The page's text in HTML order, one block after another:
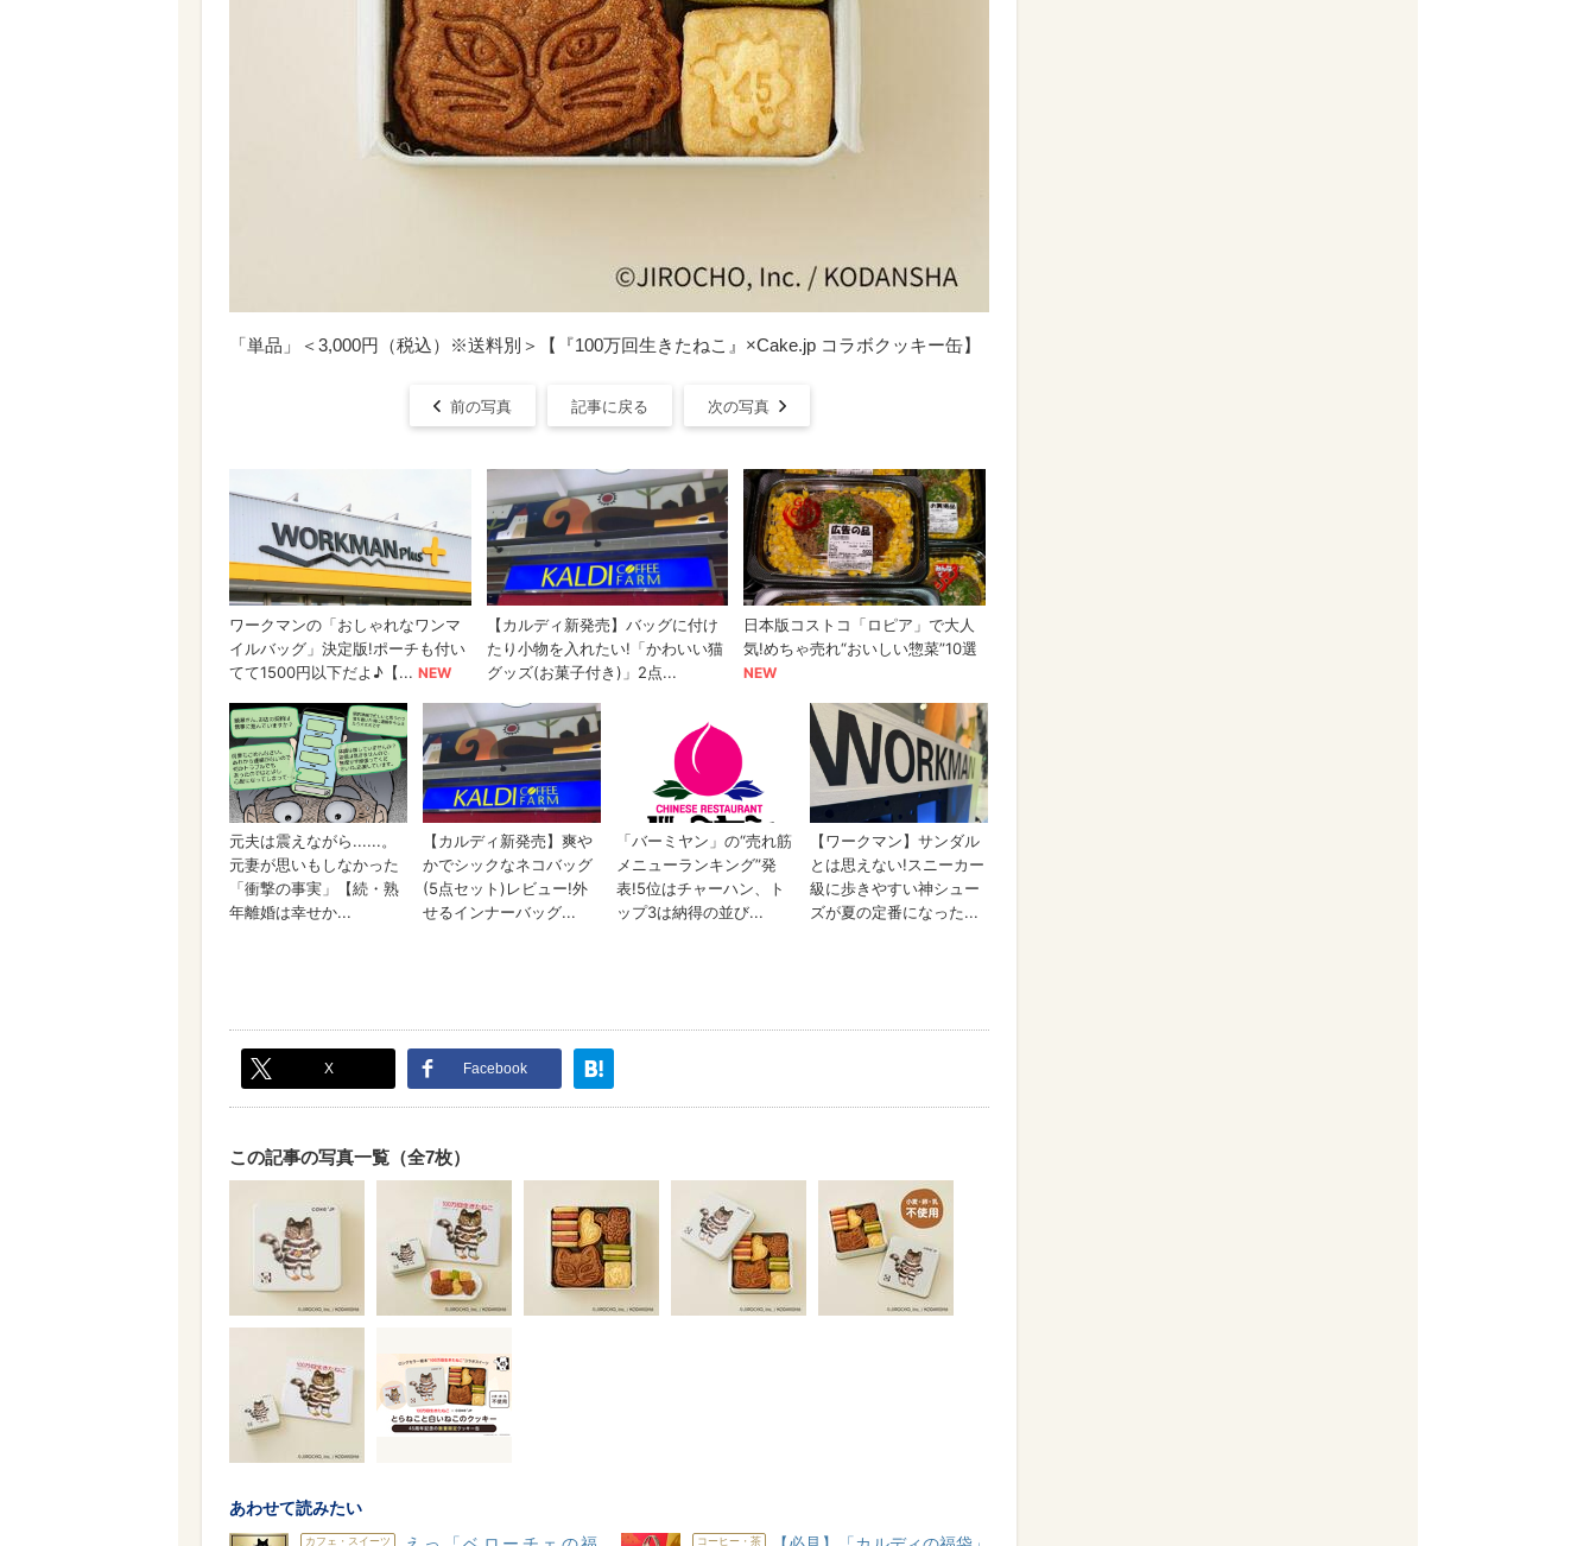
「単品」＜3,000円（税込）※送料別＞【『100万回生きたねこ』×Cake.jp コラボクッキー缶】
前の写真 記事に戻る 次の写真
X Facebook
この記事の写真一覧（全7枚）
あわせて読みたい
カフェ・スイーツ コーヒー・茶